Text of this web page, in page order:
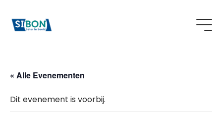
« Alle Evenementen
Dit evenement is voorbij.